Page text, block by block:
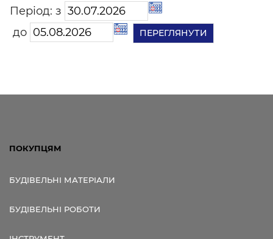
Період: з
до
ПОКУПЦЯМ
БУДІВЕЛЬНІ МАТЕРІАЛИ
БУДІВЕЛЬНІ РОБОТИ